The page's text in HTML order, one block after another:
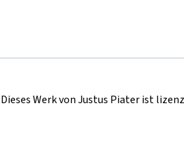
Dieses Werk von Justus Piater ist